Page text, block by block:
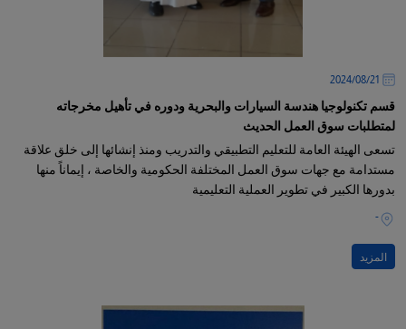
21‏/08‏/2024
قسم تكنولوجيا هندسة السيارات والبحرية ودوره في تأهيل مخرجاته
لمتطلبات سوق العمل الحديث
تسعى الهيئة العامة للتعليم التطبيقي والتدريب ومنذ إنشائها إلى خلق علاقة
مستدامة مع جهات سوق العمل المختلفة الحكومية والخاصة ، إيماناً منها
بدورها الكبير في تطوير العملية التعليمية
-
المزيد